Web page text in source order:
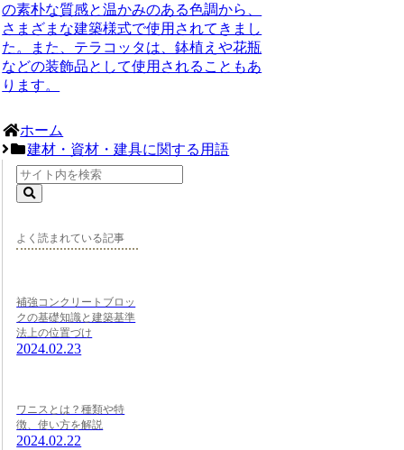
の素朴な質感と温かみのある色調から、
さまざまな建築様式で使用されてきまし
た。また、テラコッタは、鉢植えや花瓶
などの装飾品として使用されることもあ
ります。
ホーム
建材・資材・建具に関する用語
よく読まれている記事
補強コンクリートブロッ
クの基礎知識と建築基準
法上の位置づけ
2024.02.23
ワニスとは？種類や特
徴、使い方を解説
2024.02.22